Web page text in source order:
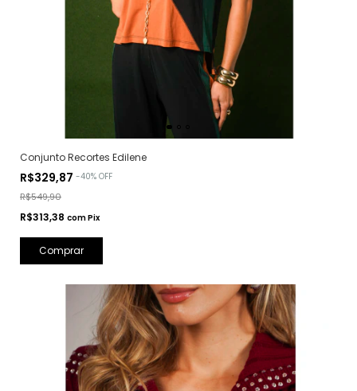
Conjunto Recortes Edilene
R$329,87 -40% OFF
R$549,90
R$313,38 comPix
Comprar